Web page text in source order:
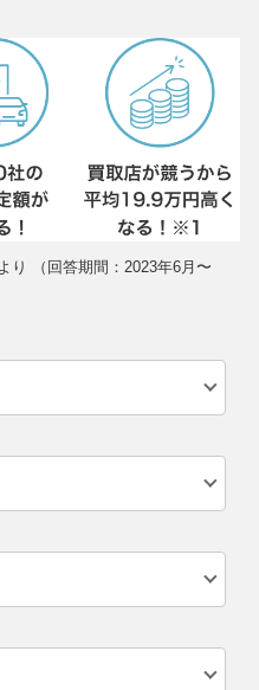
り （回答期間：2023年6月〜